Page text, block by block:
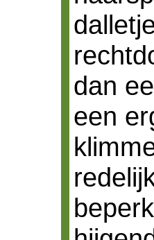
dan
een